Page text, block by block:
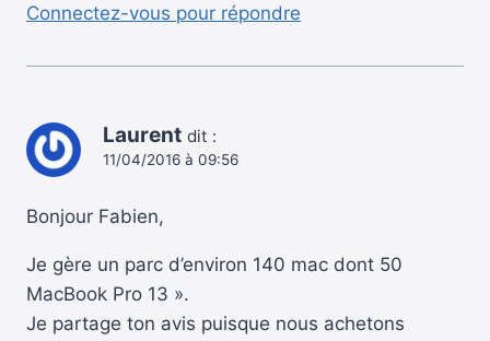
Connectez-vous pour répondre
Laurent dit :
11/04/2016 à 09:56
Bonjour Fabien,
Je gère un parc d’environ 140 mac dont 50
MacBook Pro 13 ».
Je partage ton avis puisque nous achetons